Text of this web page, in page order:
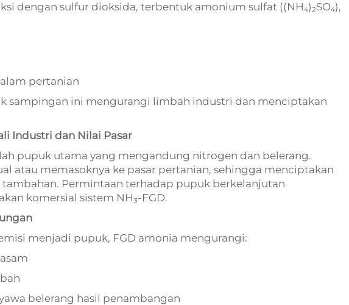
dengan sulfur dioksida, terbentuk amonium sulfat ((NH₄)₂SO₄),
pertanian
sampingan ini mengurangi limbah industri dan menciptakan
Industri dan Nilai Pasar
pupuk utama yang mengandung nitrogen dan belerang.
atau memasoknya ke pasar pertanian, sehingga menciptakan
Permintaan terhadap pupuk berkelanjutan
komersial sistem NH₃-FGD.
menjadi pupuk, FGD amonia mengurangi:
belerang hasil penambangan